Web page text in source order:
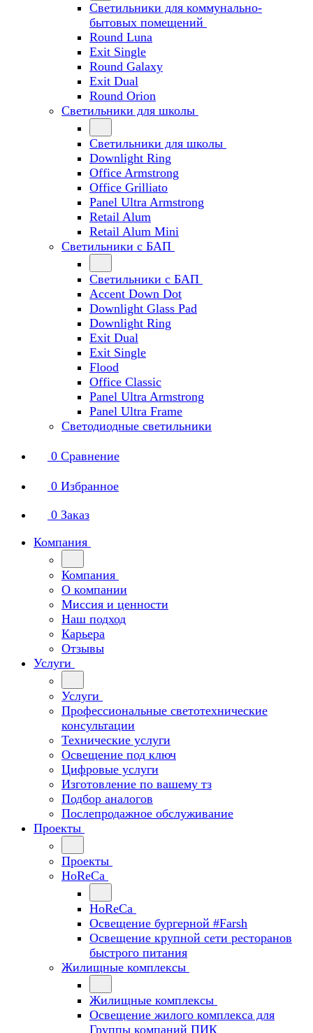
Светильники для коммунально-
бытовых помещений
Round Luna
Exit Single
Round Galaxy
Exit Dual
Round Orion
Светильники для школы
Светильники для школы
Downlight Ring
Office Armstrong
Office Grilliato
Panel Ultra Armstrong
Retail Alum
Retail Alum Mini
Светильники с БАП
Светильники с БАП
Accent Down Dot
Downlight Glass Pad
Downlight Ring
Exit Dual
Exit Single
Flood
Office Classic
Panel Ultra Armstrong
Panel Ultra Frame
Светодиодные светильники
0 Сравнение
0 Избранное
0 Заказ
Компания
Компания
О компании
Миссия и ценности
Наш подход
Карьера
Отзывы
Услуги
Услуги
Профессиональные светотехнические
консультации
Технические услуги
Освещение под ключ
Цифровые услуги
Изготовление по вашему тз
Подбор аналогов
Послепродажное обслуживание
Проекты
Проекты
HoReCa
HoReCa
Освещение бургерной #Farsh
Освещение крупной сети ресторанов
быстрого питания
Жилищные комплексы
Жилищные комплексы
Освещение жилого комплекса для
Группы компаний ПИК